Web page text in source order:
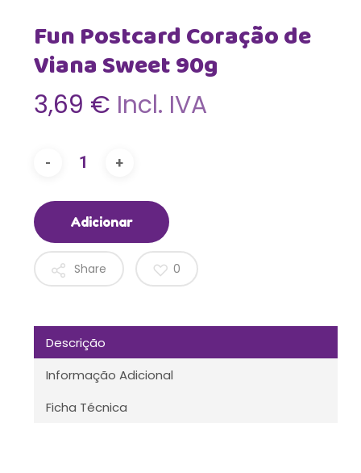
Fun Postcard Coração de
Viana Sweet 90g
3,69 € Incl. IVA
Adicionar
Share 0
Descrição
Informação Adicional
Ficha Técnica